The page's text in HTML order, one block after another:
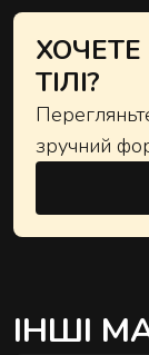
ХОЧЕТЕ
ТІЛІ?
зручний
ІНШІ